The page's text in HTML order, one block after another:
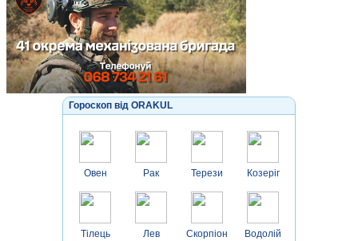
Гороскоп від ORAKUL
Овен
Тілець
Рак
Лев
Терези
Скорпіон
Козеріг
Водолій